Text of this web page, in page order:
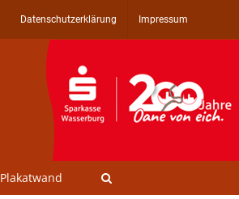
Datenschutzerklärung Impressum
Plakatwand